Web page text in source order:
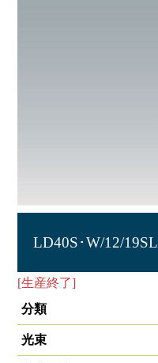
LD40S･W/12/19SL
[生産終了]
分類
光束